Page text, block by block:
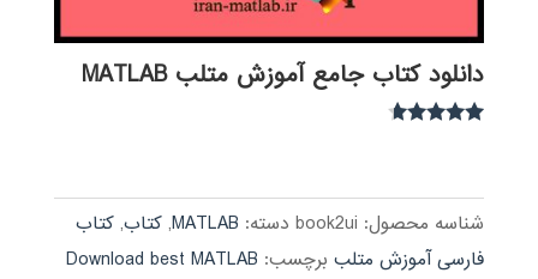
دانلود کتاب جامع آموزش متلب MATLAB
شناسه محصول: book2ui دسته: MATLAB
, کتاب, کتاب
فارسی آموزش متلب برچسب: Download best MATLAB